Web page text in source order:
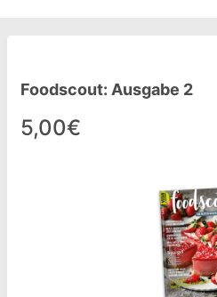
Foodscout: Ausgabe 2
5,00€